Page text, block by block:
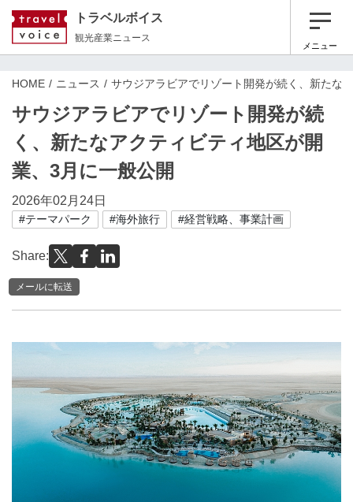
トラベルボイス
観光産業ニュース
メニュー
HOME ニュース サウジアラビアでリゾート開発が続く、新たな
サウジアラビアでリゾート開発が続
く、新たなアクティビティ地区が開
業、3月に一般公開
2026年02月24日
#テーマパーク #海外旅行 #経営戦略、事業計画
Share:
メールに転送